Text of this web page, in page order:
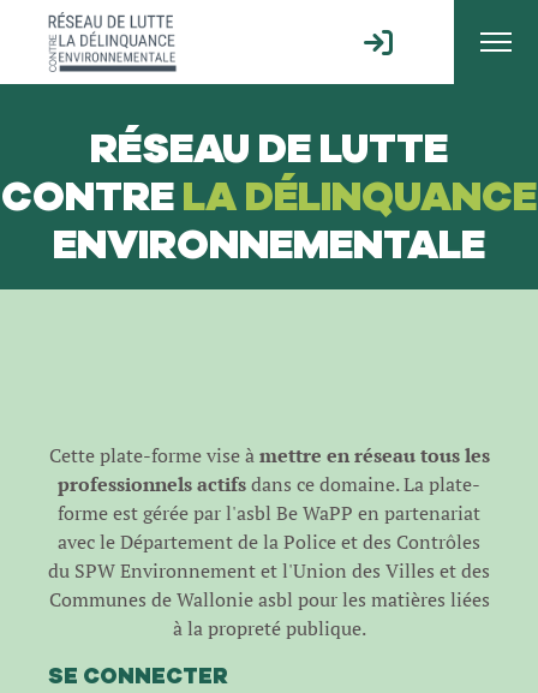
RÉSEAU DE LUTTE
CONTRELA DÉLINQUANCE
ENVIRONNEMENTALE
Cette plate-forme vise àmettre en réseau tous les
professionnels actifsdans ce domaine. La plate-
forme est gérée par l'asbl Be WaPP en partenariat
avec le Département de la Police et des Contrôles
du SPW Environnement et l'Union des Villes et des
Communes de Wallonie asbl pour les matières liées
à la propreté publique.
SE CONNECTER